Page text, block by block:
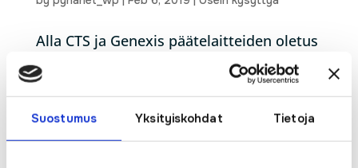
Suostumus Yksityiskohdat Tietoja
Alla CTS ja Genexis päätelaitteiden oletus
ylläpitotunnukset ja salasanat.
Tietoturvasyistä suosittelemme
vaihtamaan salasanan heti käyttöönoton
yhteydessä. CTS päätelaite: Oletus IP-